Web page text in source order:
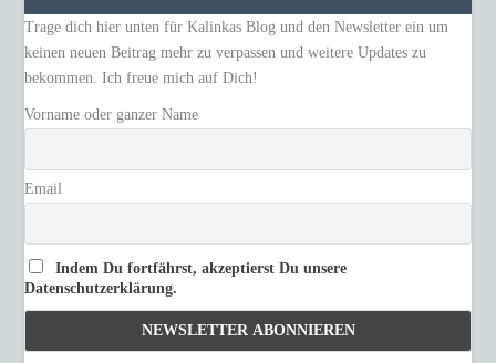
Trage dich hier unten für Kalinkas Blog und den Newsletter ein um
keinen neuen Beitrag mehr zu verpassen und weitere Updates zu
bekommen. Ich freue mich auf Dich!
Vorname oder ganzer Name
Email
Indem Du fortfährst, akzeptierst Du unsere
Datenschutzerklärung.